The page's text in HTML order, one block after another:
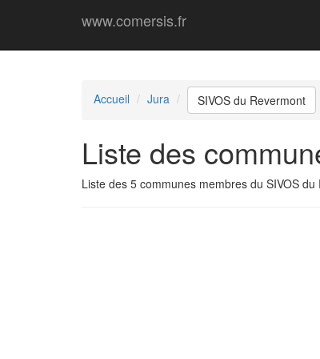
www.comersis.fr
Accueil Jura SIVOS du Revermont
Liste des
Liste des 5 communes membres du SIVOS du